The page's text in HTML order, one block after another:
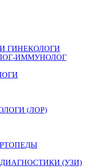
ГИНЕКОЛОГИ
ИММУНОЛОГ
(ЛОР)
(УЗИ)